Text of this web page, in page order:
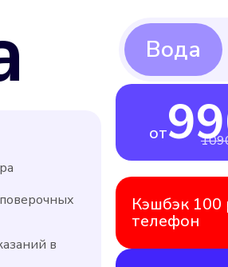
в
от
Кэшбэк 100
телефон